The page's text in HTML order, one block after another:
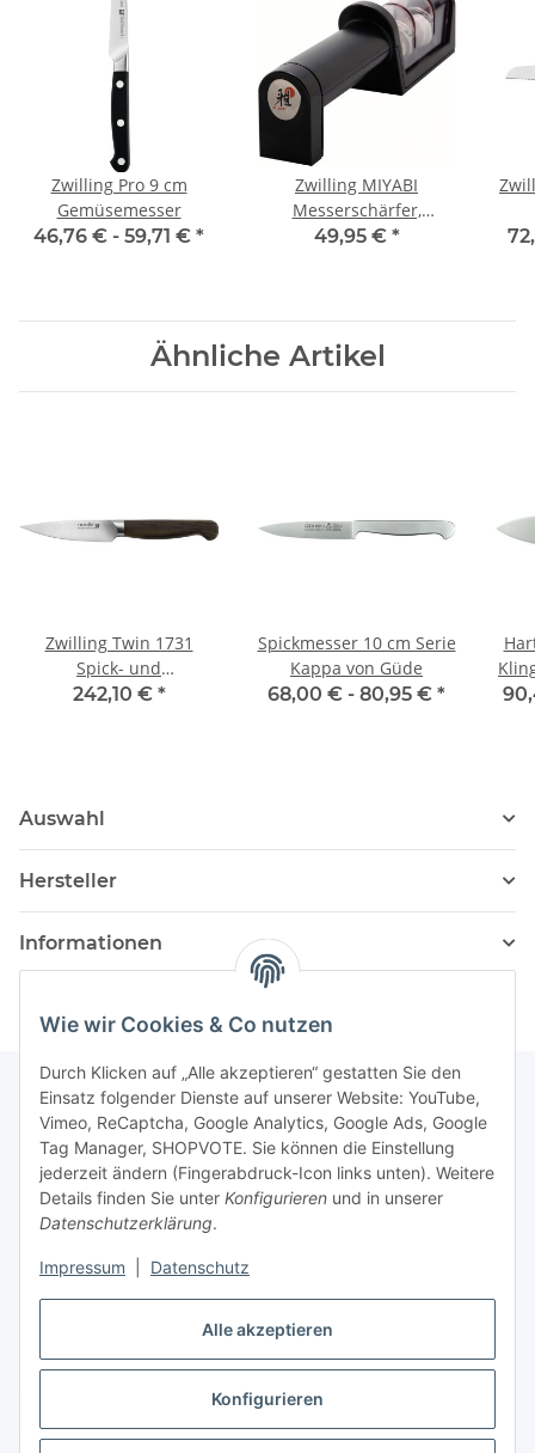
Alle akzeptieren
Konfigurieren
Wie wir Cookies & Co nutzen
Durch Klicken auf „Alle akzeptieren“ gestatten Sie den
Einsatz folgender Dienste auf unserer Website: YouTube,
Vimeo, ReCaptcha, Google Analytics, Google Ads, Google
Tag Manager, SHOPVOTE. Sie können die Einstellung
jederzeit ändern (Fingerabdruck-Icon links unten). Weitere
Details finden Sie unter Konfigurieren und in unserer
Datenschutzerklärung.
Impressum Datenschutz
Zwilling Pro 9 cm
Gemüsemesser
46,76 € - 59,71 € *
Zwilling MIYABI
Messerschärfer,
Keramik- und
49,95 € *
Ähnliche Artikel
Zwilling Twin 1731
Spick- und
Garniermesser 10 cm
242,10 € *
Spickmesser 10 cm Serie
Kappa von Güde
68,00 € - 80,95 € *
Auswahl
Hersteller
Informationen
Newsletter Abonnieren
Bitte senden Sie mir entsprechend Ihrer
Datenschutzerklärungregelmäßig und jederzeit widerruflich
Abonnieren
Newsletter Abonnieren
Vertrag widerrufen